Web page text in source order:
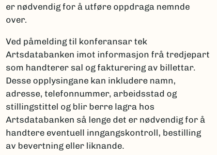
er nødvendig for å utføre oppdraga nemnde
over.
Ved påmelding til konferansar tek
Artsdatabanken imot informasjon frå tredjepart
som handterer sal og fakturering av billettar.
Desse opplysingane kan inkludere namn,
adresse, telefonnummer, arbeidsstad og
stillingstittel og blir berre lagra hos
Artsdatabanken så lenge det er nødvendig for å
handtere eventuell inngangskontroll, bestilling
av bevertning eller liknande.